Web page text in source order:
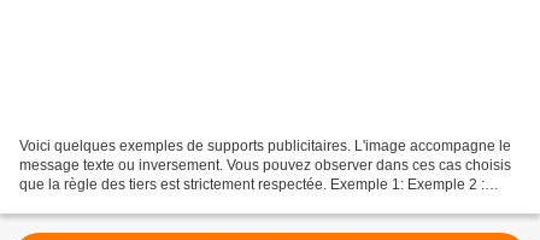
Voici quelques exemples de supports publicitaires. L'image accompagne le
message texte ou inversement. Vous pouvez observer dans ces cas choisis
que la règle des tiers est strictement respectée. Exemple 1: Exemple 2 :